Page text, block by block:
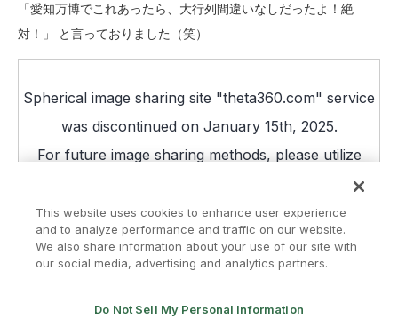
「愛知万博でこれあったら、大行列間違いなしだったよ！絶
対！」 と言っておりました（笑）